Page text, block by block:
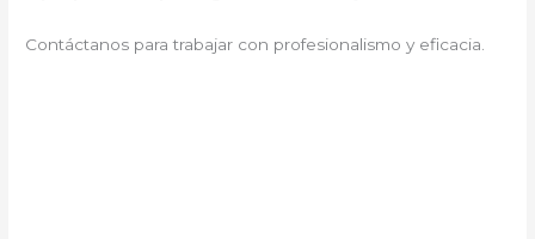
Contáctanos para trabajar con profesionalismo y eficacia.